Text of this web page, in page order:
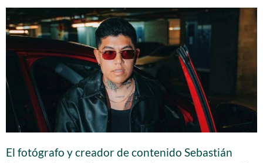
El fotógrafo y creador de contenido Sebastián